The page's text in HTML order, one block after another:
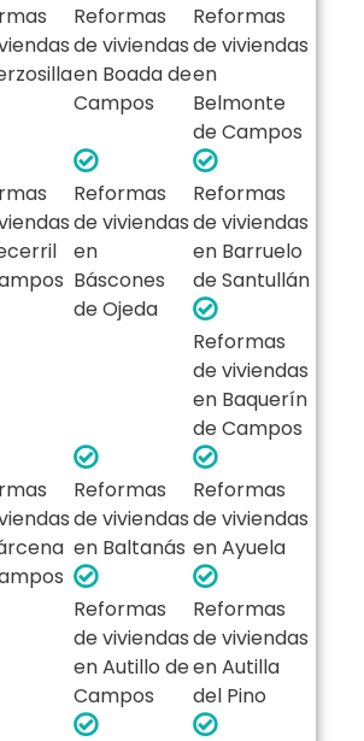
Reformas
de viviendas
en Boada de
Campos
Reformas
de viviendas
en
Belmonte
de Campos
Reformas
de viviendas
en
Báscones
de Ojeda
Reformas
de viviendas
en Barruelo
de Santullán
Reformas
de viviendas
en Baquerín
de Campos
Reformas
de viviendas
en Baltanás
Reformas
de viviendas
en Ayuela
Reformas
de viviendas
en Autillo de
Campos
Reformas
de viviendas
en Autilla
del Pino